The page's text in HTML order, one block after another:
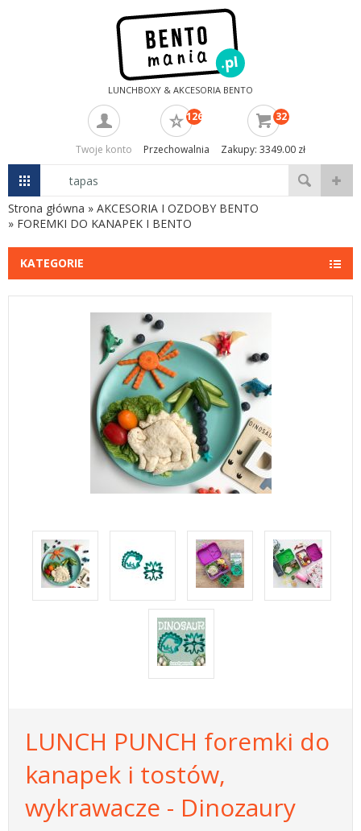
LUNCHBOXY & AKCESORIA BENTO
Twoje konto
126
Przechowalnia
32
Zakupy: 3349.00 zł
Strona główna » AKCESORIA I OZDOBY BENTO
» FOREMKI DO KANAPEK I BENTO
KATEGORIE
LUNCH PUNCH foremki do
kanapek i tostów,
wykrawacze - Dinozaury